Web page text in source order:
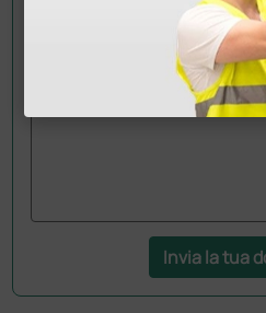
Invia ora la tua domanda ai
acquistato questo prodotto.
Invia la tua